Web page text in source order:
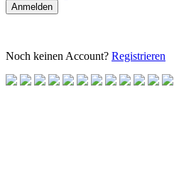
Anmelden
Noch keinen Account? Registrieren